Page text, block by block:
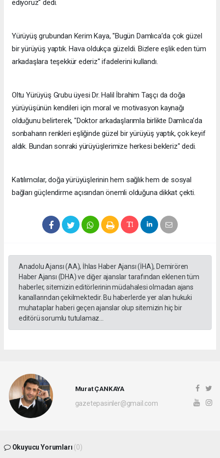
ediyoruz" dedi.
Yürüyüş grubundan Kerim Kaya, "Bugün Damlıca’da çok güzel
bir yürüyüş yaptık. Hava oldukça güzeldi. Bizlere eşlik eden tüm
arkadaşlara teşekkür ederiz" ifadelerini kullandı.
Oltu Yürüyüş Grubu üyesi Dr. Halil İbrahim Taşçı da doğa
yürüyüşünün kendileri için moral ve motivasyon kaynağı
olduğunu belirterek, "Doktor arkadaşlarımla birlikte Damlıca’da
sonbaharın renkleri eşliğinde güzel bir yürüyüş yaptık, çok keyif
aldık. Bundan sonraki yürüyüşlerimize herkesi bekleriz" dedi.
Katılımcılar, doğa yürüyüşlerinin hem sağlık hem de sosyal
bağları güçlendirme açısından önemli olduğuna dikkat çekti.
Anadolu Ajansı (AA), İhlas Haber Ajansı (İHA), Demirören
Haber Ajansı (DHA) ve diğer ajanslar tarafından eklenen tüm
haberler, sitemizin editörlerinin müdahalesi olmadan ajans
kanallarından çekilmektedir. Bu haberlerde yer alan hukuki
muhataplar haberi geçen ajanslar olup sitemizin hiç bir
editörü sorumlu tutulamaz...
Murat ÇANKAYA
gazetepasinler@gmail.com
Okuyucu Yorumları (0)